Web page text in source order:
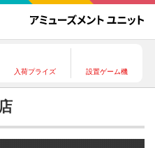
入荷プライズ 設置ゲーム機